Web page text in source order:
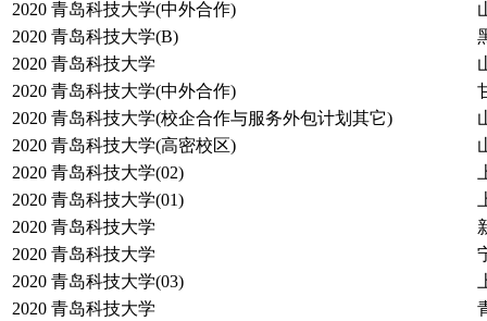
2020 青岛科技大学(中外合作)
2020 青岛科技大学(B)
2020 青岛科技大学
2020 青岛科技大学(中外合作)
2020 青岛科技大学(校企合作与服务外包计划其它)
2020 青岛科技大学(高密校区)
2020 青岛科技大学(02)
2020 青岛科技大学(01)
2020 青岛科技大学
2020 青岛科技大学
2020 青岛科技大学(03)
2020 青岛科技大学